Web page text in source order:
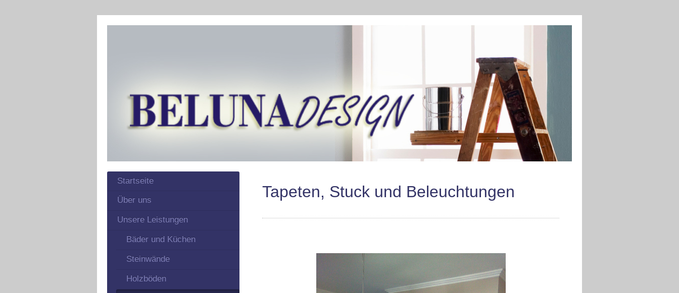
Tapeten, Stuck und Beleuchtungen
Startseite
Über uns
Unsere Leistungen
Bäder und Küchen
Steinwände
Holzböden